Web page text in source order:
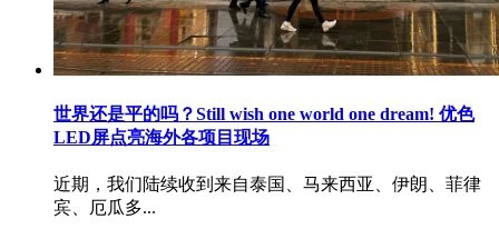
世界还是平的吗？Still wish one world one dream! 优色
LED屏点亮海外各项目现场
近期，我们陆续收到来自泰国、马来西亚、伊朗、菲律
宾、厄瓜多...